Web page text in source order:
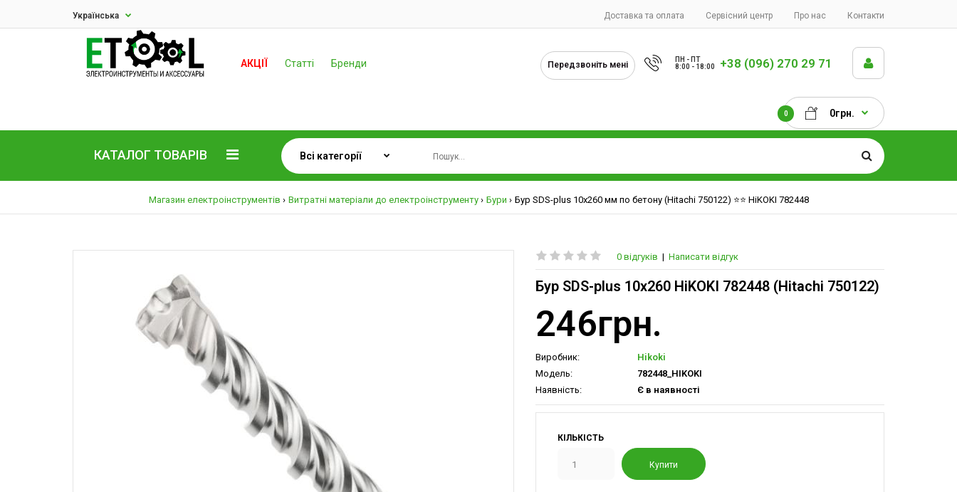
Доставка та оплата Сервісний центр Про нас Контакти
Українська
АКЦІЇ Статті Бренди Передзвоніть мені
ПН - ПТ
8:00 - 18:00
+38 (096) 270 29 71
0 0грн.
КАТАЛОГ ТОВАРІВ
Магазин електроінструментів Витратні матеріали до електроінструменту Бури Бур SDS-plus 10х260 мм по бетону (Hitachi 750122) ⭐️⭐️ HiKOKI 782448
0 відгуків | Написати відгук
Бур SDS-plus 10х260 HiKOKI 782448 (Hitachi 750122)
246грн.
Виробник:
Hikoki
Модель:
782448_HIKOKI
Наявність:
Є в наявності
КІЛЬКІСТЬ